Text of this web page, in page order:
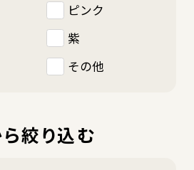
ピンク
紫
その他
絞り込む